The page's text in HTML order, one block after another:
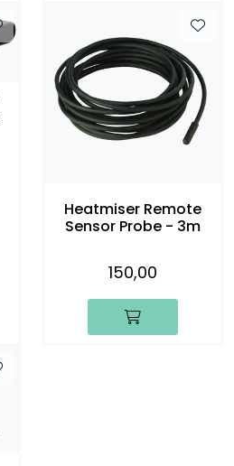
Heatmiser Remote
Sensor Probe - 3m
150,00